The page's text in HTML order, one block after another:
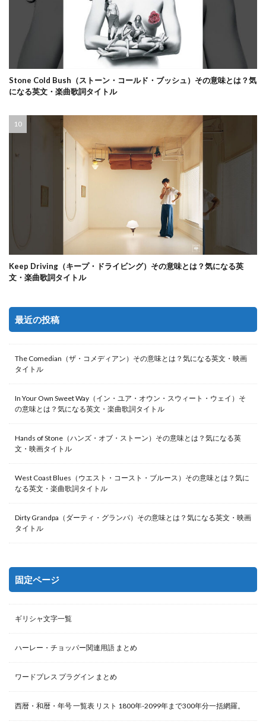
Stone Cold Bush（ストーン・コールド・ブッシュ）その意味とは？気
になる英文・楽曲歌詞タイトル
Keep Driving（キープ・ドライビング）その意味とは？気になる英
文・楽曲歌詞タイトル
最近の投稿
The Comedian（ザ・コメディアン）その意味とは？気になる英文・映画
タイトル
In Your Own Sweet Way（イン・ユア・オウン・スウィート・ウェイ）そ
の意味とは？気になる英文・楽曲歌詞タイトル
Hands of Stone（ハンズ・オブ・ストーン）その意味とは？気になる英
文・映画タイトル
West Coast Blues（ウエスト・コースト・ブルース）その意味とは？気に
なる英文・楽曲歌詞タイトル
Dirty Grandpa（ダーティ・グランパ）その意味とは？気になる英文・映画
タイトル
固定ページ
ギリシャ文字一覧
ハーレー・チョッパー関連用語 まとめ
ワードプレス プラグイン まとめ
西暦・和暦・年号 一覧表 リスト 1800年-2099年まで300年分一括網羅。